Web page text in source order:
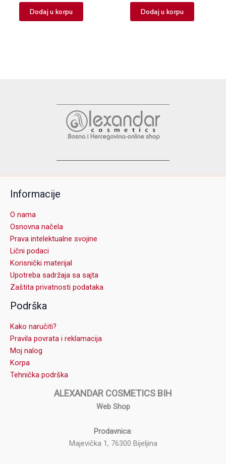
Dodaj u korpu Dodaj u korpu
Informacije
O nama
Osnovna načela
Prava intelektualne svojine
Lični podaci
Korisnički materijal
Upotreba sadržaja sa sajta
Zaštita privatnosti podataka
Podrška
Kako naručiti?
Pravila povrata i reklamacija
Moj nalog
Korpa
Tehnička podrška
ALEXANDAR COSMETICS BIH
Web Shop
Prodavnica:
Majevička 1, 76300 Bijeljina